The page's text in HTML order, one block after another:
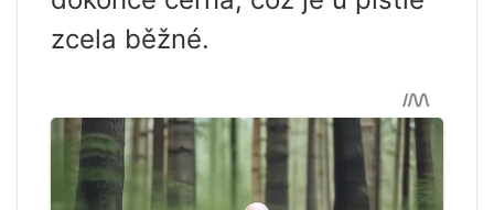
zcela běžné.